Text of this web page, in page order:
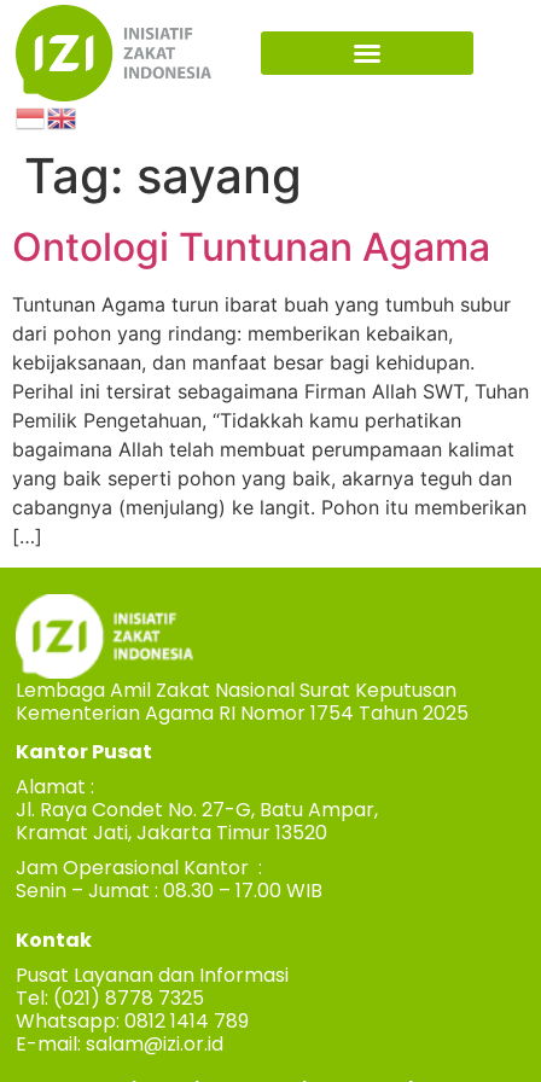
Tag: sayang
Ontologi Tuntunan Agama
Tuntunan Agama turun ibarat buah yang tumbuh subur
dari pohon yang rindang: memberikan kebaikan,
kebijaksanaan, dan manfaat besar bagi kehidupan.
Perihal ini tersirat sebagaimana Firman Allah SWT, Tuhan
Pemilik Pengetahuan, “Tidakkah kamu perhatikan
bagaimana Allah telah membuat perumpamaan kalimat
yang baik seperti pohon yang baik, akarnya teguh dan
cabangnya (menjulang) ke langit. Pohon itu memberikan
[…]
Lembaga Amil Zakat Nasional Surat Keputusan
Kementerian Agama RI Nomor 1754 Tahun 2025
Kantor Pusat
Alamat :
Jl. Raya Condet No. 27-G, Batu Ampar,
Kramat Jati, Jakarta Timur 13520
Jam Operasional Kantor :
Senin – Jumat : 08.30 – 17.00 WIB
Kontak
Pusat Layanan dan Informasi
Tel: (021) 8778 7325
Whatsapp: 0812 1414 789
E-mail:salam@izi.or.id